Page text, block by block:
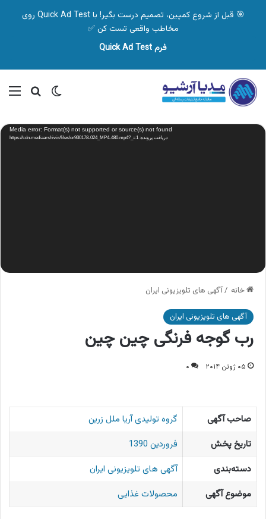
🎯 قبل از شروع کمپین، تصمیم درست بگیر! با Quick Ad Test روی
مخاطب واقعی تست کن ✅
فرم Quick Ad Test
تغییر پوسته
نمایشگر
ویدیو Media error: Format(s) not supported or source(s) not found
دریافت پرونده: https://cdn.mediaarshiv.ir/files/or930178-024_MP4-480.mp4?_=1
خانه /آگهی های تلویزیونی ایران
آگهی های تلویزیونی ایران
رب گوجه فرنگی چین چین
۰۵ ژوئن ۲۰۱۴ ۰
صاحب آگهی
گروه تولیدی آریا ملل زرین
تاریخ پخش
فروردین 1390
دسته‌بندی
آگهی های تلویزیونی ایران
موضوع آگهی
محصولات غذایی